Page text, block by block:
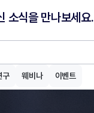
소식을 만나보세요.
구 웨비나 이벤트